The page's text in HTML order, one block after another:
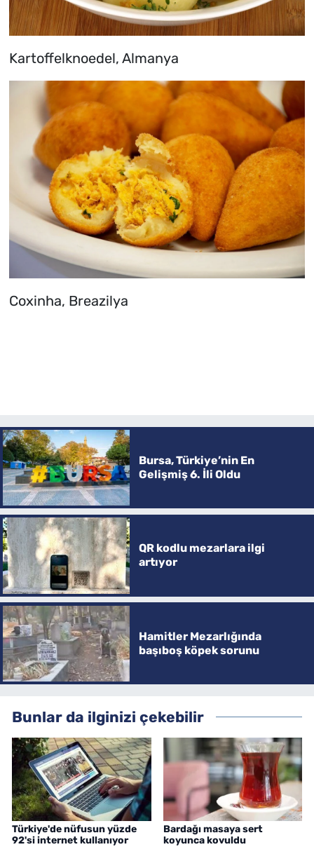
Kartoffelknoedel, Almanya
Coxinha, Breazilya
Bursa, Türkiye’nin En
Gelişmiş 6. İli Oldu
QR kodlu mezarlara ilgi
artıyor
Hamitler Mezarlığında
başıboş köpek sorunu
Bunlar da ilginizi çekebilir
Türkiye'de nüfusun yüzde
92'si internet kullanıyor
Bardağı masaya sert
koyunca kovuldu